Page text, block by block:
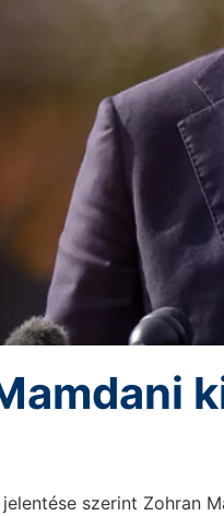
szerint Zohran